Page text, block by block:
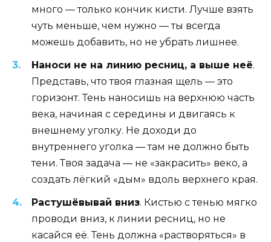
много — только кончик кисти. Лучше взять
чуть меньше, чем нужно — ты всегда
можешь добавить, но не убрать лишнее.
Наноси не на линию ресниц, а выше неё.
Представь, что твоя глазная щель — это
горизонт. Тень наносишь на верхнюю часть
века, начиная с середины и двигаясь к
внешнему уголку. Не доходи до
внутреннего уголка — там не должно быть
тени. Твоя задача — не «закрасить» веко, а
создать лёгкий «дым» вдоль верхнего края.
Растушёвывай вниз. Кистью с тенью мягко
проводи вниз, к линии ресниц, но не
касайся её. Тень должна «растворяться» в